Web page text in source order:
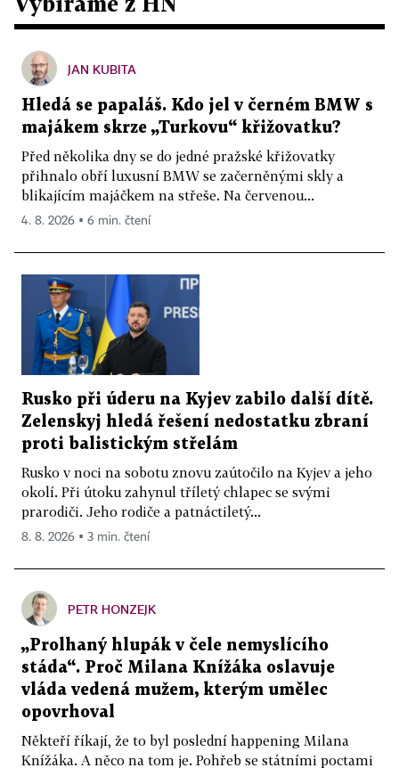
JAN KUBITA
Hledá se papaláš. Kdo jel v černém BMW s
majákem skrze „Turkovu“ křižovatku?
Před několika dny se do jedné pražské křižovatky
přihnalo obří luxusní BMW se začerněnými skly a
blikajícím majáčkem na střeše. Na červenou...
4. 8. 2026 ▪ 6 min. čtení
Rusko při úderu na Kyjev zabilo další dítě.
Zelenskyj hledá řešení nedostatku zbraní
proti balistickým střelám
Rusko v noci na sobotu znovu zaútočilo na Kyjev a jeho
okolí. Při útoku zahynul tříletý chlapec se svými
prarodiči. Jeho rodiče a patnáctiletý...
8. 8. 2026 ▪ 3 min. čtení
PETR HONZEJK
„Prolhaný hlupák v čele nemyslícího
stáda“. Proč Milana Knížáka oslavuje
vláda vedená mužem, kterým umělec
opovrhoval
Někteří říkají, že to byl poslední happening Milana
Knížáka. A něco na tom je. Pohřeb se státními poctami